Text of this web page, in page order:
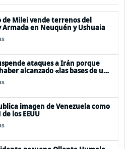
de Milei vende terrenos del
Armada en Neuquén y Ushuaia
ataques a Irán porque
alcanzado «las bases de un
imagen de Venezuela como
de los EEUU